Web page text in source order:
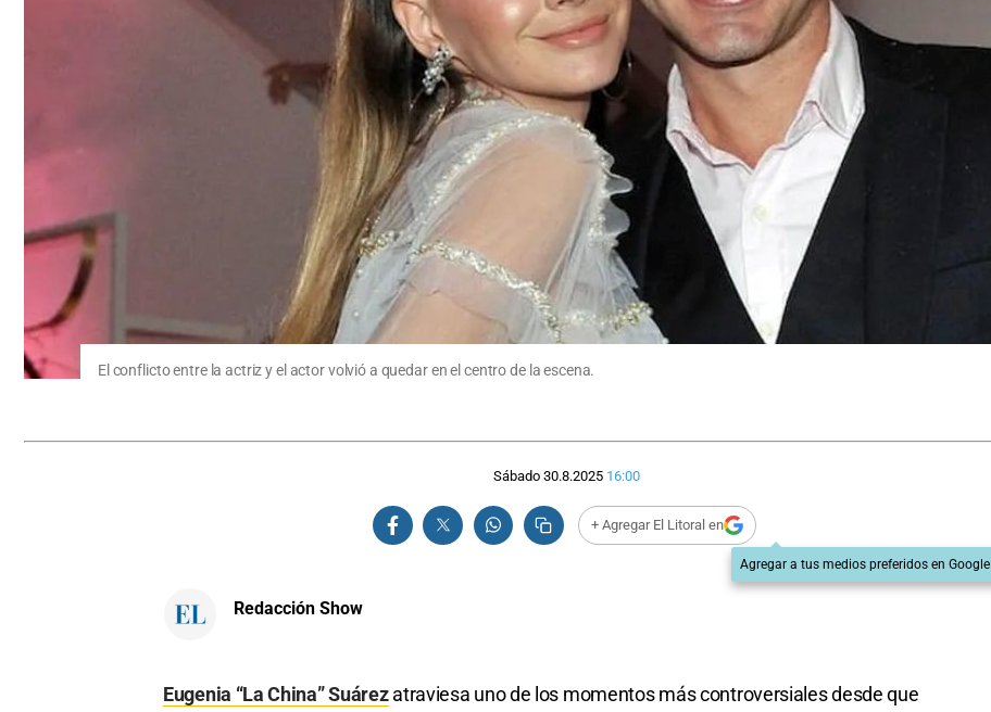
El conflicto entre la actriz y el actor volvió a quedar en el centro de la escena.
Sábado 30.8.2025 16:00
+ Agregar El Litoral en
Agregar a tus medios preferidos en Google
Redacción Show
Eugenia “La China” Suárezatraviesa uno de los momentos más controversiales desde que